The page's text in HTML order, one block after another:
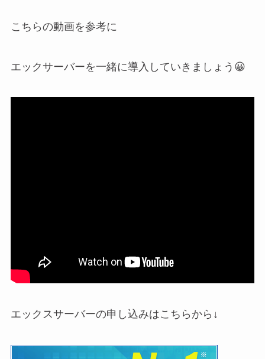
こちらの動画を参考に
エックサーバーを一緒に導入していきましょう😀
エックスサーバーの申し込みはこちらから↓